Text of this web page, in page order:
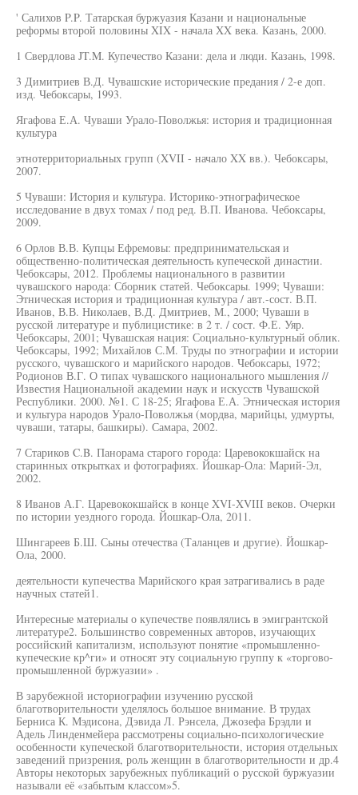
' Салихов P.P. Татарская буржуазия Казани и национальные
реформы второй половины XIX - начала XX века. Казань, 2000.
1 Свердлова JT.M. Купечество Казани: дела и люди. Казань, 1998.
3 Димитриев В.Д. Чувашские исторические предания / 2-е доп.
изд. Чебоксары, 1993.
Ягафова Е.А. Чуваши Урало-Поволжья: история и традиционная
культура
этнотерриториальных групп (XVII - начало XX вв.). Чебоксары,
2007.
5 Чуваши: История и культура. Историко-этнографическое
исследование в двух томах / под ред. В.П. Иванова. Чебоксары,
2009.
6 Орлов В.В. Купцы Ефремовы: предпринимательская и
общественно-политическая деятельность купеческой династии.
Чебоксары, 2012. Проблемы национального в развитии
чувашского народа: Сборник статей. Чебоксары. 1999; Чуваши:
Этническая история и традиционная культура / авт.-сост. В.П.
Иванов, В.В. Николаев, В.Д. Дмитриев, М., 2000; Чуваши в
русской литературе и публицистике: в 2 т. / сост. Ф.Е. Уяр.
Чебоксары, 2001; Чувашская нация: Социально-культурный облик.
Чебоксары, 1992; Михайлов С.М. Труды по этнографии и истории
русского, чувашского и марийского народов. Чебоксары, 1972;
Родионов В.Г. О типах чувашского национального мышления //
Известия Национальной академии наук и искусств Чувашской
Республики. 2000. №1. С 18-25; Ягафова Е.А. Этническая история
и культура народов Урало-Поволжья (мордва, марийцы, удмурты,
чуваши, татары, башкиры). Самара, 2002.
7 Стариков C.B. Панорама старого города: Царевококшайск на
старинных открытках и фотографиях. Йошкар-Ола: Марий-Эл,
2002.
8 Иванов А.Г. Царевококшайск в конце XVI-XVIII веков. Очерки
по истории уездного города. Йошкар-Ола, 2011.
Шингареев Б.Ш. Сыны отечества (Таланцев и другие). Йошкар-
Ола, 2000.
деятельности купечества Марийского края затрагивались в раде
научных статей1.
Интересные материалы о купечестве появлялись в эмигрантской
литературе2. Большинство современных авторов, изучающих
российский капитализм, используют понятие «промышленно-
купеческие кр^ги» и относят эту социальную группу к «торгово-
промышленной буржуазии» .
В зарубежной историографии изучению русской
благотворительности уделялось большое внимание. В трудах
Берниса К. Мэдисона, Дэвида Л. Рэнсела, Джозефа Брэдли и
Адель Линденмейера рассмотрены социально-психологические
особенности купеческой благотворительности, история отдельных
заведений призрения, роль женщин в благотворительности и др.4
Авторы некоторых зарубежных публикаций о русской буржуазии
называли её «забытым классом»5.